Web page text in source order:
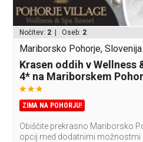
Nočitev: 2 | Oseb: 2
Mariborsko Pohorje, Slovenija
Krasen oddih v Wellness
4* na Mariborskem
ZIMA NA POHORJU!
Obiščite prekrasno Mariborsko
opcij med dodatnimi možnostmi